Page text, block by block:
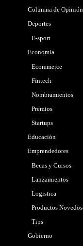
Columna de Opinión
Deportes
E-sport
Economía
Ecommerce
Fintech
Nombramientos
Premios
Startups
Educación
Emprendedores
Becas y Cursos
Lanzamientos
Logistica
Productos
Tips
Gobierno